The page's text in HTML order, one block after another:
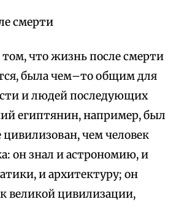
смерти
том, что жизнь после смерти
была чем–то общим для
и людей последующих
египтянин, например, был
цивилизован, чем человек
он знал и астрономию, и
и архитектуру; он
великой цивилизации,